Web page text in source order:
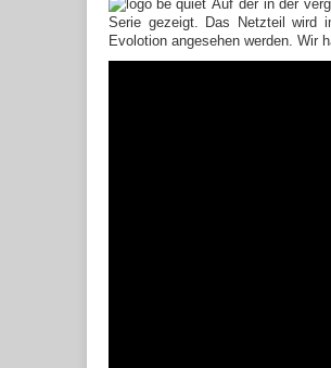
Auf der in der
Serie gezeigt. Das Netzteil wird
Evolotion angesehen werden. Wir